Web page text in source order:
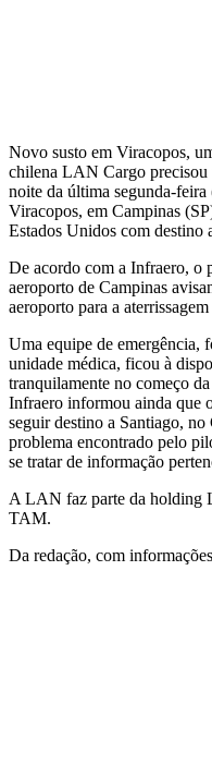
Novo susto em Viracopos,
chilena LAN Cargo precisou
noite da última segunda-
Viracopos, em Campinas
Estados Unidos com
De acordo com a Infraero, o
aeroporto de Campinas
aeroporto para a
Uma equipe de emergência,
unidade médica, ficou à
tranquilamente no começo
Infraero informou ainda que
seguir destino a Santiago,
problema encontrado pelo
se tratar de informação
A LAN faz parte da holding
TAM.
Da redação, com